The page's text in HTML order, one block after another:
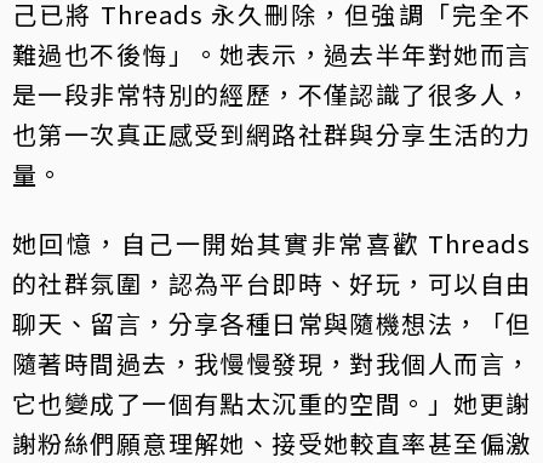
己已將 Threads 永久刪除，但強調「完全不
難過也不後悔」。她表示，過去半年對她而言
是一段非常特別的經歷，不僅認識了很多人，
也第一次真正感受到網路社群與分享生活的力
量。
她回憶，自己一開始其實非常喜歡 Threads
的社群氛圍，認為平台即時、好玩，可以自由
聊天、留言，分享各種日常與隨機想法，「但
隨著時間過去，我慢慢發現，對我個人而言，
它也變成了一個有點太沉重的空間。」她更謝
謝粉絲們願意理解她、接受她較直率甚至偏激